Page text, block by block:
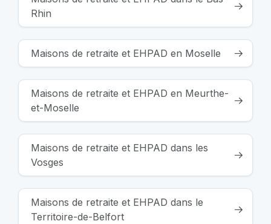
Rhin
Maisons de retraite et EHPAD en Moselle
Maisons de retraite et EHPAD en Meurthe-
et-Moselle
Maisons de retraite et EHPAD dans les
Vosges
Maisons de retraite et EHPAD dans le
Territoire-de-Belfort